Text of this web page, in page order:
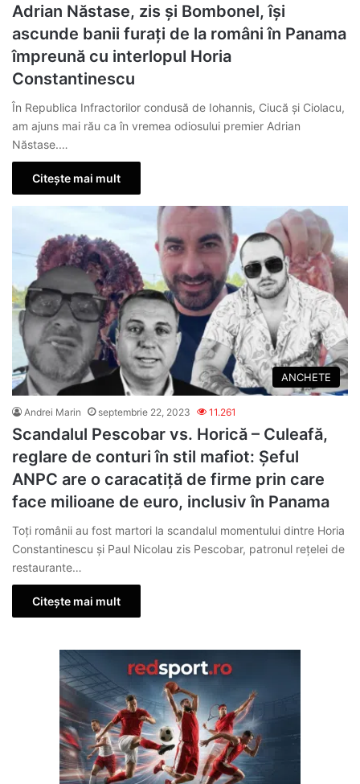
Adrian Năstase, zis și Bombonel, își
ascunde banii furați de la români în Panama
împreună cu interlopul Horia
Constantinescu
În Republica Infractorilor condusă de Iohannis, Ciucă și Ciolacu,
am ajuns mai rău ca în vremea odiosului premier Adrian
Năstase.…
Citește mai mult
ANCHETE
Andrei Marin septembrie 22, 2023 11.261
Scandalul Pescobar vs. Horică – Culeafă,
reglare de conturi în stil mafiot: Șeful
ANPC are o caracatiță de firme prin care
face milioane de euro, inclusiv în Panama
Toți românii au fost martori la scandalul momentului dintre Horia
Constantinescu și Paul Nicolau zis Pescobar, patronul rețelei de
restaurante…
Citește mai mult